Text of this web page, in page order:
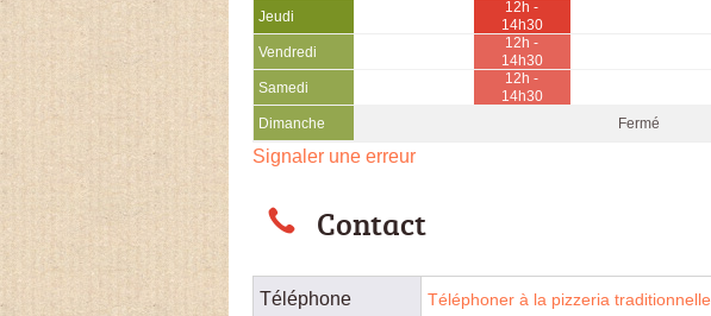
Jeudi
12h -
14h30
Vendredi
12h -
14h30
Samedi
12h -
14h30
Dimanche Fermé
Signaler une erreur
Contact
Téléphone Téléphoner à la pizzeria traditionnelle